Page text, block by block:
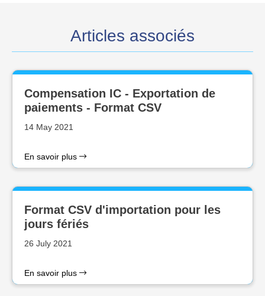
Articles associés
Compensation IC - Exportation de
paiements - Format CSV
14 May 2021
En savoir plus
Format CSV d'importation pour les
jours fériés
26 July 2021
En savoir plus